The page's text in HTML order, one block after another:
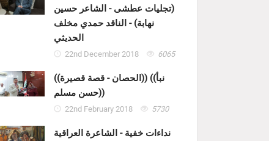
(تجليات عطشى - الشاعر حسين
نهابة) - الناقد حمدي مخلف
الحديثي
22nd December 2018 6065
((الحصان - قصة قصيرة)) ((نبأ
حسن مسلم))
22nd February 2018 5730
نداءات خفية - الشاعرة العراقية